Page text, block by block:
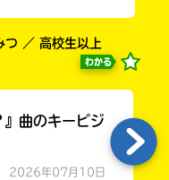
つ ／ 高校生以上
わかる
』曲のキービジ
2026年07月10日